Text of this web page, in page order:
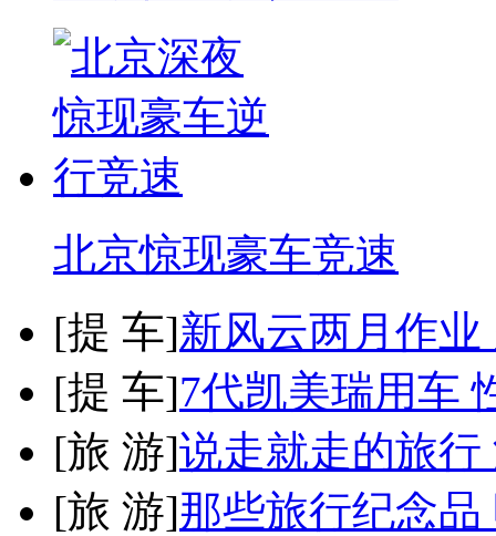
北京惊现豪车竞速
[提 车]新风云两月作
[提 车]7代凯美瑞用车
[旅 游]说走就走的旅
[旅 游]那些旅行纪念